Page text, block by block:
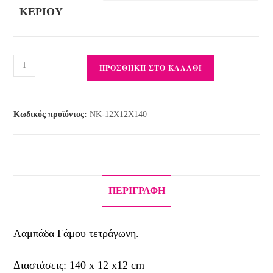
ΚΕΡΙΟΎ
ΠΡΟΣΘΉΚΗ ΣΤΟ ΚΑΛΆΘΙ
Κωδικός προϊόντος:NK-12X12X140
ΠΕΡΙΓΡΑΦΉ
Λαμπάδα Γάμου τετράγωνη.
Διαστάσεις: 140 x 12 x12 cm